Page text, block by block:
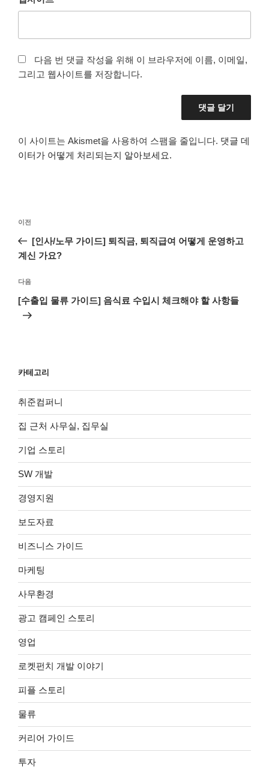
다음 번 댓글 작성을 위해 이 브라우저에 이름, 이메일,
그리고 웹사이트를 저장합니다.
이 사이트는 Akismet을 사용하여 스팸을 줄입니다. 댓글 데
이터가 어떻게 처리되는지 알아보세요.
색
이
전
글
이전
[인사/노무 가이드] 퇴직금, 퇴직급여 어떻게 운영하고
계신 가요?
다
음
다음
[수출입 물류 가이드] 음식료 수입시 체크해야 할 사항들
카테고리
취준컴퍼니
집 근처 사무실, 집무실
기업 스토리
SW 개발
경영지원
보도자료
비즈니스 가이드
마케팅
사무환경
광고 캠페인 스토리
영업
로켓펀치 개발 이야기
피플 스토리
물류
커리어 가이드
투자